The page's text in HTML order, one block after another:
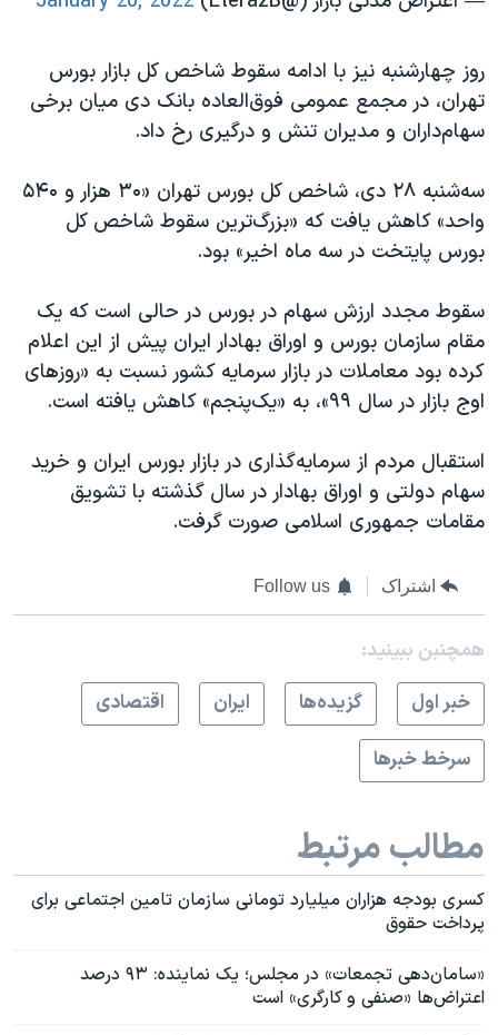
روز چهارشنبه نیز با ادامه سقوط شاخص کل بازار بورس
تهران، در مجمع عمومی فوق‌العاده بانک دی میان برخی
سهام‌داران و مدیران تنش و درگیری رخ داد.
سه‌شنبه ۲۸ دی، شاخص کل بورس تهران «۳۰ هزار و ۵۴۰
واحد» کاهش یافت که «بزرگ‌ترین سقوط شاخص کل
بورس پایتخت در سه ماه اخیر» بود.
سقوط مجدد ارزش سهام در بورس در حالی است که یک
مقام سازمان بورس و اوراق بهادار ایران پیش از این اعلام
کرده بود معاملات در بازار سرمایه کشور نسبت به «روزهای
اوج بازار در سال ۹۹»، به «یک‌پنجم» کاهش یافته است.
استقبال مردم از سرمایه‌گذاری در بازار بورس ایران و خرید
سهام دولتی و اوراق بهادار در سال گذشته با تشویق
مقامات جمهوری اسلامی صورت گرفت.
اشتراک Follow us
همچنبن ببینید:
خبر اول
گزيده‌ها ايران
اقتصادی
سرخط خبرها
مطالب مرتبط
کسری بودجه هزاران میلیارد تومانی سازمان تامین اجتماعی برای
پرداخت حقوق
«سامان‌دهی تجمعات» در مجلس؛ یک نماینده: ۹۳ درصد
اعتراض‌ها «صنفی و کارگری» است